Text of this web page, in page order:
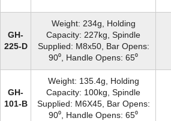
GH-
225-D
Weight: 234g, Holding
Capacity: 227kg, Spindle
Supplied: M8x50, Bar Opens:
90⁰, Handle Opens: 65⁰
GH-
101-B
Weight: 135.4g, Holding
Capacity: 100kg, Spindle
Supplied: M6X45, Bar Opens:
90⁰, Handle Opens: 65⁰